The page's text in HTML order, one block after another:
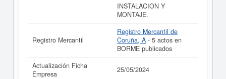
INSTALACION Y
MONTAJE.
Registro Mercantil
Registro Mercantil de
Coruña, A - 5 actos en
BORME publicados
Actualización Ficha
Empresa
25/05/2024